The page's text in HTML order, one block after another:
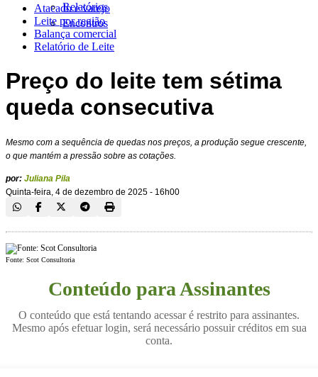
Relatórios
Encontros
Atacado e varejo
Leite por região
Balança comercial
Relatório de Leite
Preço do leite tem sétima
queda consecutiva
Mesmo com a sequência de quedas nos preços, a produção segue crescente,
o que mantém a pressão sobre as cotações.
por: Juliana Pila
Quinta-feira, 4 de dezembro de 2025 - 16h00
Fonte: Scot Consultoria
Conteúdo para Assinantes
O conteúdo que está tentando acessar é restrito para assinantes.
Mesmo após efetuar login, será necessário possuir créditos em sua
conta.